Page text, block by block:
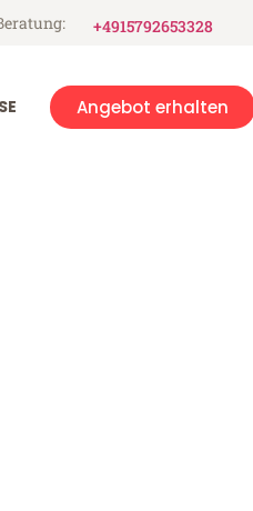
+4915792653328
Angebot erhalten